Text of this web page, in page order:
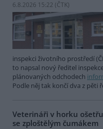
6.8.2026 15:22 (ČTK)
inspekci životního prostředí
to napsal nový ředitel
plánovaných odchodech
Podle něj tak končí dva z pěti
Veterináři v horku
se zploštělým čumákem